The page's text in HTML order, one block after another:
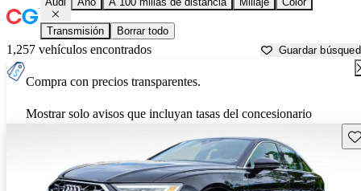
Transmisión Borrar todo
1,257 vehículos encontrados Guardar
Compra con precios transparentes.
Mostrar solo avisos que incluyan tasas del concesionario